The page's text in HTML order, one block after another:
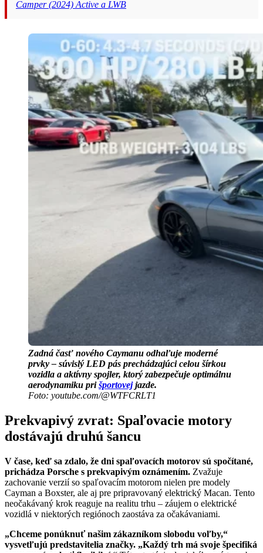
Camper (2024) Active a LWB
Zadná časť nového Caymanu odhaľuje moderné
prvky – súvislý LED pás prechádzajúci celou šírkou
vozidla a aktívny spojler, ktorý zabezpečuje optimálnu
aerodynamiku prišportovejjazde.
Foto: youtube.com/@WTFCRLT1
Prekvapivý zvrat: Spaľovacie motory
dostávajú druhú šancu
V čase, keď sa zdalo, že dni spaľovacích motorov sú spočítané,
prichádza Porsche s prekvapivým oznámením. Zvažuje
zachovanie verzií so spaľovacím motorom nielen pre modely
Cayman a Boxster, ale aj pre pripravovaný elektrický Macan. Tento
neočakávaný krok reaguje na realitu trhu – záujem o elektrické
vozidlá v niektorých regiónoch zaostáva za očakávaniami.
„Chceme ponúknuť našim zákazníkom slobodu voľby,“
vysvetľujú predstavitelia značky. „Každý trh má svoje špecifiká